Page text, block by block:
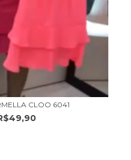
CLOO 6041